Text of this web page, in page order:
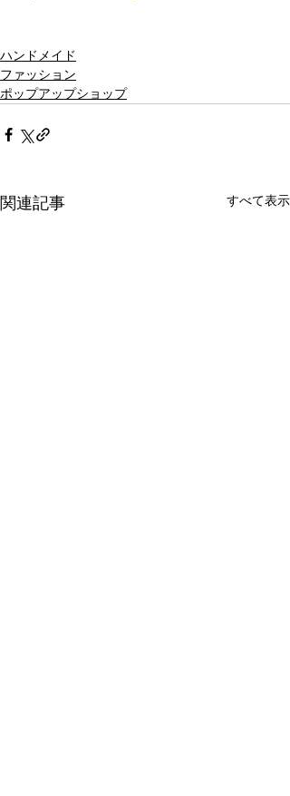
ハンドメイド
ファッション
ポップアップショップ
関連記事 すべて表示